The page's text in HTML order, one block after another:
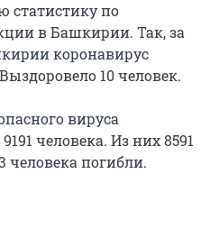
статистику по
в Башкирии. Так, за
коронавирус
10 человек.
вируса
человека. Из них 8591
человека погибли.